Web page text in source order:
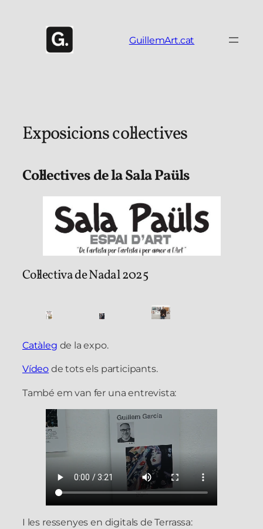
GuillemArt.cat
Exposicions col·lectives
Col·lectives de la Sala Paüls
Col·lectiva de Nadal 2025
Catàleg de la expo.
Vídeo de tots els participants.
També em van fer una entrevista:
I les ressenyes en digitals de Terrassa: